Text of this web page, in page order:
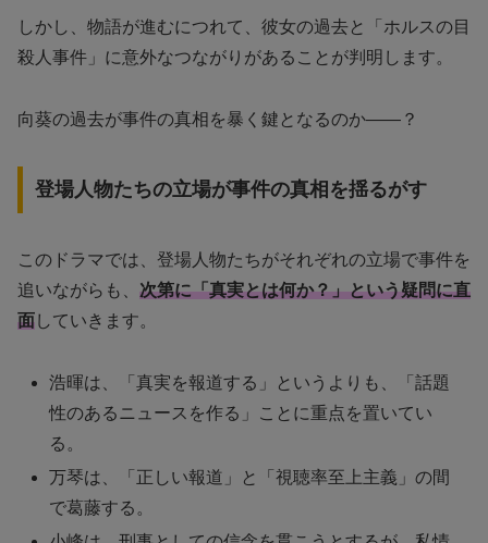
しかし、物語が進むにつれて、彼女の過去と「ホルスの目
殺人事件」に意外なつながりがあることが判明します。
向葵の過去が事件の真相を暴く鍵となるのか——？
登場人物たちの立場が事件の真相を揺るがす
このドラマでは、登場人物たちがそれぞれの立場で事件を
追いながらも、 次第に「真実とは何か？」という疑問に直
面していきます。
浩暉は、「真実を報道する」というよりも、「話題
性のあるニュースを作る」ことに重点を置いてい
る。
万琴は、「正しい報道」と「視聴率至上主義」の間
で葛藤する。